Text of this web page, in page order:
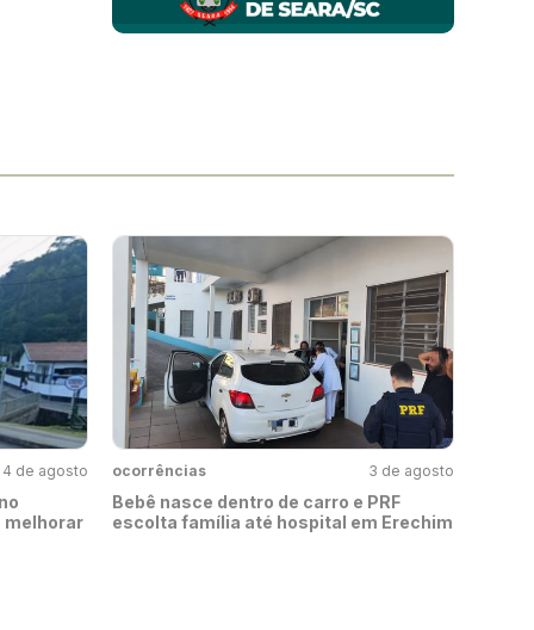
4 de agosto
melhorar
ocorrências 3 de agosto
Bebê nasce dentro de carro e PRF
escolta família até hospital em Erechim